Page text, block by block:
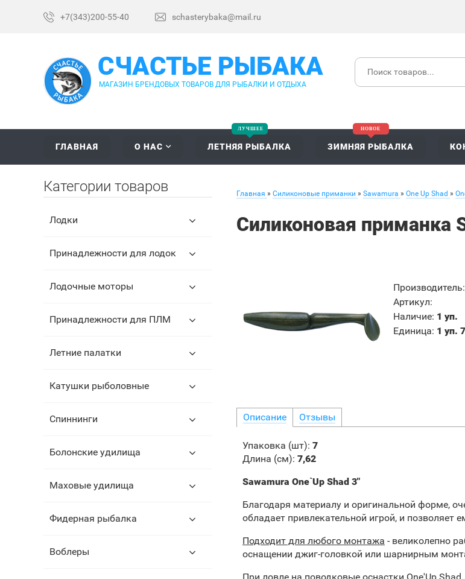
+7(343)200-55-40 schasterybaka@mail.ru
СЧАСТЬЕ РЫБАКА
МАГАЗИН БРЕНДОВЫХ ТОВАРОВ ДЛЯ РЫБАЛКИ И ОТДЫХА
ГЛАВНАЯ О НАС ЛЕТНЯЯ РЫБАЛКА ЗИМНЯЯ РЫБАЛКА
Главная » Силиконовые приманки » Sawamura » One Up Shad »
Силиконовая приманка
Производитель:
Артикул:
Наличие: 1 уп.
Единица: 1 уп.
Описание Отзывы
Упаковка (шт): 7
Длина (см): 7,62
Sawamura One`Up Shad 3"
Благодаря материалу и оригинальной форме,
обладает привлекательной игрой, и
Подходит для любого монтажа - великолепно
оснащении джиг-головкой или шарнирным
Категории товаров
Лодки
Принадлежности для лодок
Лодочные моторы
Принадлежности для ПЛМ
Летние палатки
Катушки рыболовные
Спиннинги
Болонские удилища
Маховые удилища
Фидерная рыбалка
Воблеры